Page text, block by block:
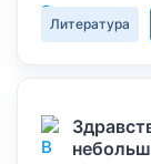
Литература